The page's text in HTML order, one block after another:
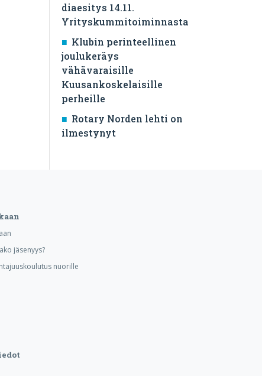
diaesitys 14.11.
Yrityskummitoiminnasta
Klubin perinteellinen
joulukeräys
vähävaraisille
Kuusankoskelaisille
perheille
Rotary Norden lehti on
ilmestynyt
jäsenyys?
nuorille